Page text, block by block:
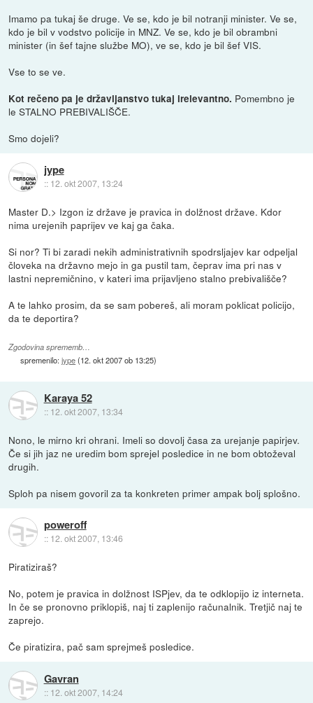
Imamo pa tukaj še druge. Ve se, kdo je bil notranji minister. Ve se,
kdo je bil v vodstvo policije in MNZ. Ve se, kdo je bil obrambni
minister (in šef tajne službe MO), ve se, kdo je bil šef VIS.
Vse to se ve.
Kot rečeno pa je državljanstvo tukaj irelevantno. Pomembno je
le STALNO PREBIVALIŠČE.
Smo dojeli?
jype
:: 12. okt 2007, 13:24
Master D.> Izgon iz države je pravica in dolžnost države. Kdor
nima urejenih paprijev ve kaj ga čaka.
Si nor? Ti bi zaradi nekih administrativnih spodrsljajev kar odpeljal
človeka na državno mejo in ga pustil tam, čeprav ima pri nas v
lastni nepremičnino, v kateri ima prijavljeno stalno prebivališče?
A te lahko prosim, da se sam pobereš, ali moram poklicat policijo,
da te deportira?
Zgodovina sprememb…
spremenilo:jype(12. okt 2007 ob 13:25)
Karaya 52
:: 12. okt 2007, 13:34
Nono, le mirno kri ohrani. Imeli so dovolj časa za urejanje papirjev.
Če si jih jaz ne uredim bom sprejel posledice in ne bom obtoževal
drugih.
Sploh pa nisem govoril za ta konkreten primer ampak bolj splošno.
poweroff
:: 12. okt 2007, 13:46
Piratiziraš?
No, potem je pravica in dolžnost ISPjev, da te odklopijo iz interneta.
In če se pronovno priklopiš, naj ti zaplenijo računalnik. Tretjič naj te
zaprejo.
Če piratizira, pač sam sprejmeš posledice.
Gavran
:: 12. okt 2007, 14:24